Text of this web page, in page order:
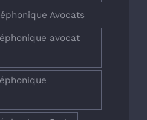
Avocats
avocat